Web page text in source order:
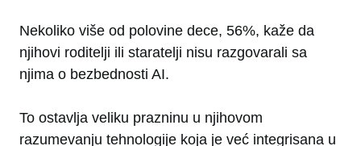
Nekoliko više od polovine dece, 56%, kaže da
njihovi roditelji ili staratelji nisu razgovarali sa
njima o bezbednosti AI.
To ostavlja veliku prazninu u njihovom
razumevanju tehnologije koja je već integrisana u